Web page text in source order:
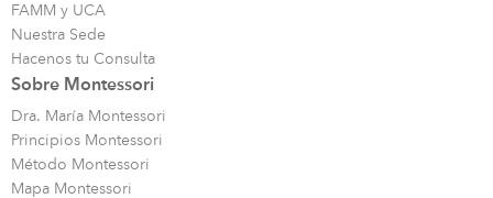
FAMM y UCA
Nuestra Sede
Hacenos tu Consulta
Sobre Montessori
Dra. María Montessori
Principios Montessori
Método Montessori
Mapa Montessori